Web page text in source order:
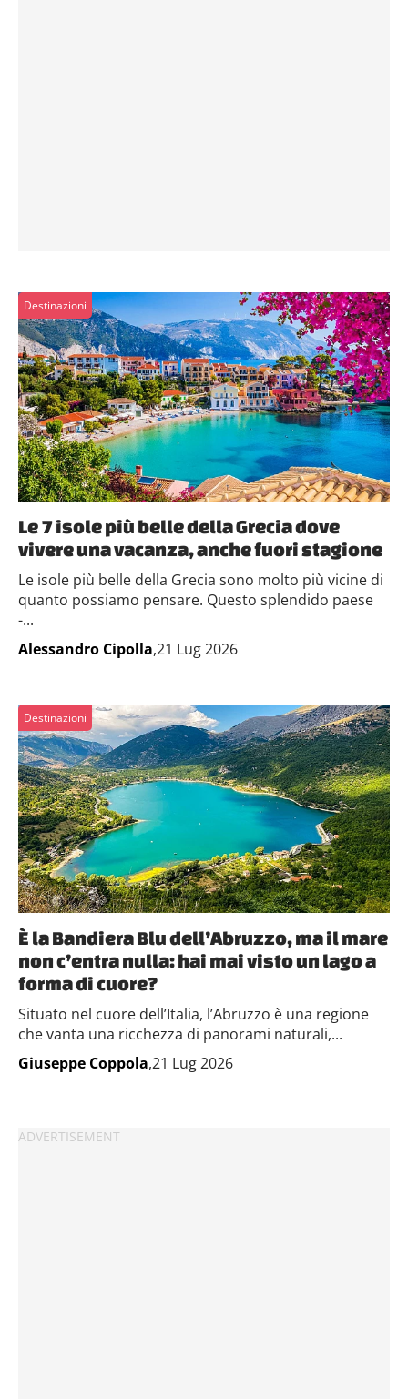
Destinazioni
Le 7 isole più belle della Grecia dove
vivere una vacanza, anche fuori stagione
Le isole più belle della Grecia sono molto più vicine di
quanto possiamo pensare. Questo splendido paese
-...
Alessandro Cipolla,21 Lug 2026
Destinazioni
È la Bandiera Blu dell’Abruzzo, ma il mare
non c’entra nulla: hai mai visto un lago a
forma di cuore?
Situato nel cuore dell’Italia, l’Abruzzo è una regione
che vanta una ricchezza di panorami naturali,...
Giuseppe Coppola,21 Lug 2026